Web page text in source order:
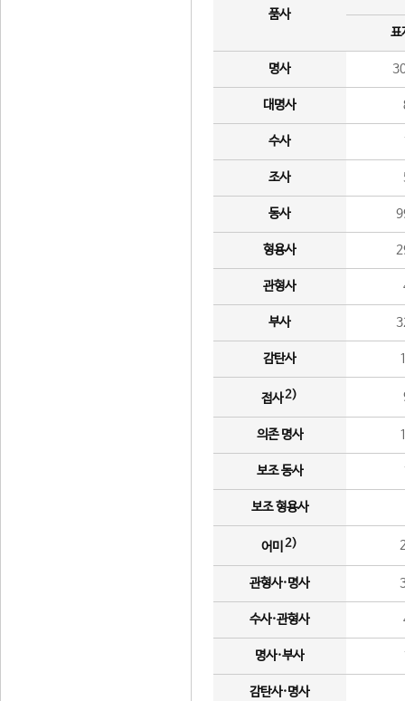
품사
표
명사
대명사
수사
조사
동사
형용사
관형사
부사
감탄사
접사2)
의존 명사
보조 동사
보조 형용사
어미 2)
관형사·명사
수사·관형사
명사·부사
감탄사·명사